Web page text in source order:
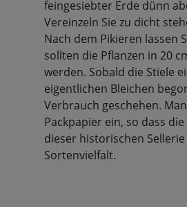
feingesiebter Erde dünn
Vereinzeln Sie zu dicht
Nach dem Pikieren lassen
sollten die Pflanzen in 20
werden. Sobald die Stiele
eigentlichen Bleichen
Verbrauch geschehen.
Packpapier ein, so dass
dieser historischen
Sortenvielfalt.